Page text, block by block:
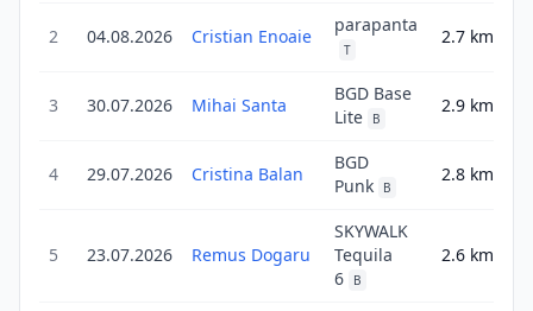
2 04.08.2026 Cristian Enoaie
parapanta
T
2.7 km
3 30.07.2026 Mihai Santa
BGD Base
Lite
B
2.9 km
4 29.07.2026 Cristina Balan
BGD
Punk
B
2.8 km
5 23.07.2026 Remus Dogaru
SKYWALK
Tequila
6
B
2.6 km